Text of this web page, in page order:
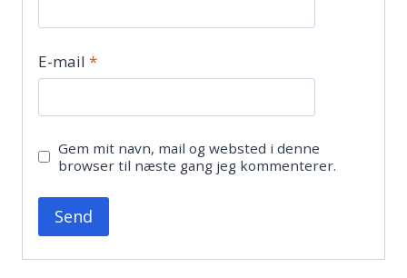
E-mail *
Gem mit navn, mail og websted i denne
browser til næste gang jeg kommenterer.